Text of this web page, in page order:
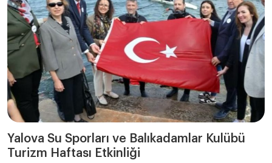
Yalova Su Sporları ve Balıkadamlar Kulübü
Turizm Haftası Etkinliği